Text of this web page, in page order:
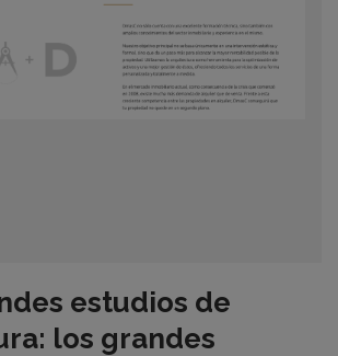
estudios de
los grandes